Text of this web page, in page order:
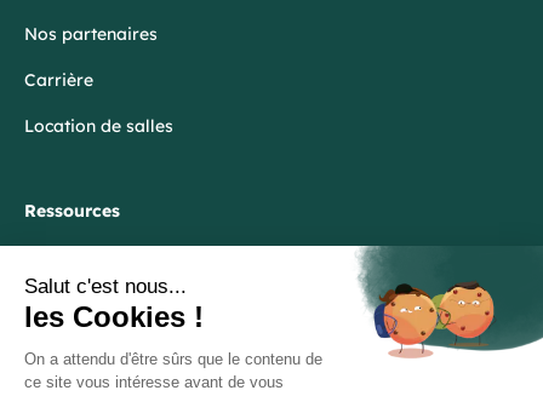
Nos partenaires
Carrière
Location de salles
Ressources
FAQ
Lexique